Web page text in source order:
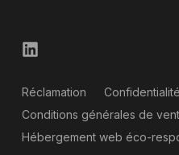
Réclamation
Conditions générales de
Hébergement web éco-